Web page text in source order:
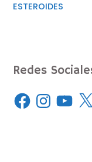
ESTEROIDES
Redes